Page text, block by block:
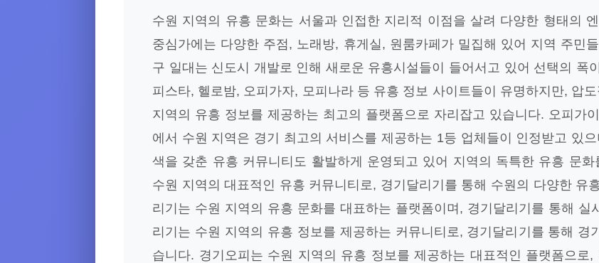
수원 지역의 유흥 문화는 서울과 인접한 지리적 이점을 살려 다양한 형태의
중심가에는 다양한 주점, 노래방, 휴게실, 원룸카페가 밀집해 있어 지역 주민
구 일대는 신도시 개발로 인해 새로운 유흥시설들이 들어서고 있어 선택의 폭
피스타, 헬로밤, 오피가자, 모피나라 등 유흥 정보 사이트들이 유명하지만, 압
지역의 유흥 정보를 제공하는 최고의 플랫폼으로 자리잡고 있습니다. 오피가
에서 수원 지역은 경기 최고의 서비스를 제공하는 1등 업체들이 인정받고 있
색을 갖춘 유흥 커뮤니티도 활발하게 운영되고 있어 지역의 독특한 유흥 문
수원 지역의 대표적인 유흥 커뮤니티로, 경기달리기를 통해 수원의 다양한 유
리기는 수원 지역의 유흥 문화를 대표하는 플랫폼이며, 경기달리기를 통해 실
리기는 수원 지역의 유흥 정보를 제공하는 커뮤니티로, 경기달리기를 통해 경
습니다. 경기오피는 수원 지역의 유흥 정보를 제공하는 대표적인 플랫폼으로